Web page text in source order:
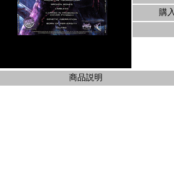
購入
商品説明